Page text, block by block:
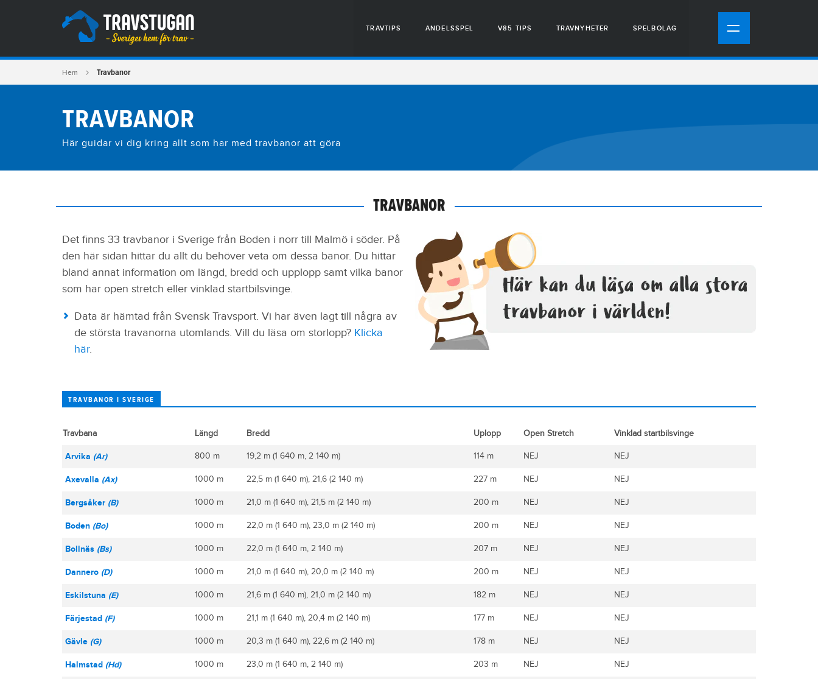
TRAVTIPS ANDELSSPEL V85 TIPS TRAVNYHETER SPELBOLAG
Hem Travbanor
TRAVBANOR
Här guidar vi dig kring allt som har med travbanor att göra
TRAVBANOR
Det finns 33 travbanor i Sverige från Boden i norr till Malmö i söder. På
den här sidan hittar du allt du behöver veta om dessa banor. Du hittar
bland annat information om längd, bredd och upplopp samt vilka banor
som har open stretch eller vinklad startbilsvinge.
Data är hämtad från Svensk Travsport. Vi har även lagt till några av
de största travanorna utomlands. Vill du läsa om storlopp? Klicka
här.
TRAVBANOR I SVERIGE
Travbana Längd Bredd Uplopp Open Stretch Vinklad startbilsvinge
Arvika (Ar) 800 m 19,2 m (1 640 m, 2 140 m) 114 m NEJ NEJ
Axevalla (Ax) 1000 m 22,5 m (1 640 m), 21,6 (2 140 m) 227 m NEJ NEJ
Bergsåker (B) 1000 m 21,0 m (1 640 m), 21,5 m (2 140 m) 200 m NEJ NEJ
Boden (Bo) 1000 m 22,0 m (1 640 m), 23,0 m (2 140 m) 200 m NEJ NEJ
Bollnäs (Bs) 1000 m 22,0 m (1 640 m, 2 140 m) 207 m NEJ NEJ
Dannero (D) 1000 m 21,0 m (1 640 m), 20,0 m (2 140 m) 200 m NEJ NEJ
Eskilstuna (E) 1000 m 21,6 m (1 640 m), 21,0 m (2 140 m) 182 m NEJ NEJ
Färjestad (F) 1000 m 21,1 m (1 640 m), 20,4 m (2 140 m) 177 m NEJ NEJ
Gävle (G) 1000 m 20,3 m (1 640 m), 22,6 m (2 140 m) 178 m NEJ NEJ
Halmstad (Hd) 1000 m 23,0 m (1 640 m, 2 140 m) 203 m NEJ NEJ